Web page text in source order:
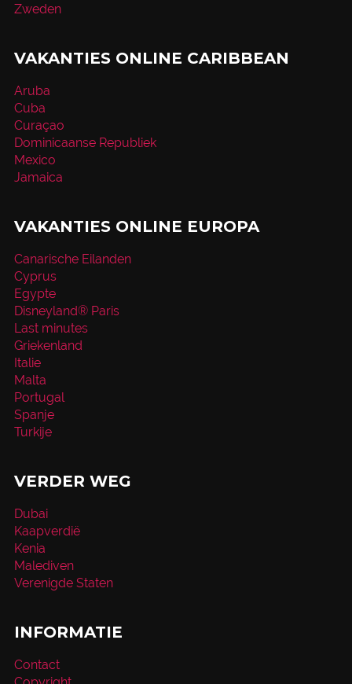
Zweden
VAKANTIES ONLINE CARIBBEAN
Aruba
Cuba
Curaçao
Dominicaanse Republiek
Mexico
Jamaica
VAKANTIES ONLINE EUROPA
Canarische Eilanden
Cyprus
Egypte
Disneyland® Paris
Last minutes
Griekenland
Italie
Malta
Portugal
Spanje
Turkije
VERDER WEG
Dubai
Kaapverdië
Kenia
Malediven
Verenigde Staten
INFORMATIE
Contact